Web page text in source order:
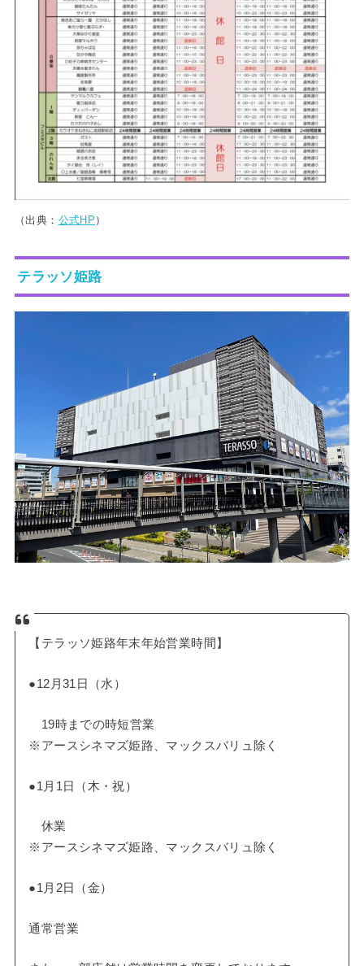
（出典： 公式HP ）
テラッソ姫路
【テラッソ姫路年末年始営業時間】
●12月31日（水）
19時までの時短営業
※アースシネマズ姫路、マックスバリュ除く
●1月1日（木・祝）
休業
※アースシネマズ姫路、マックスバリュ除く
●1月2日（金）
通常営業